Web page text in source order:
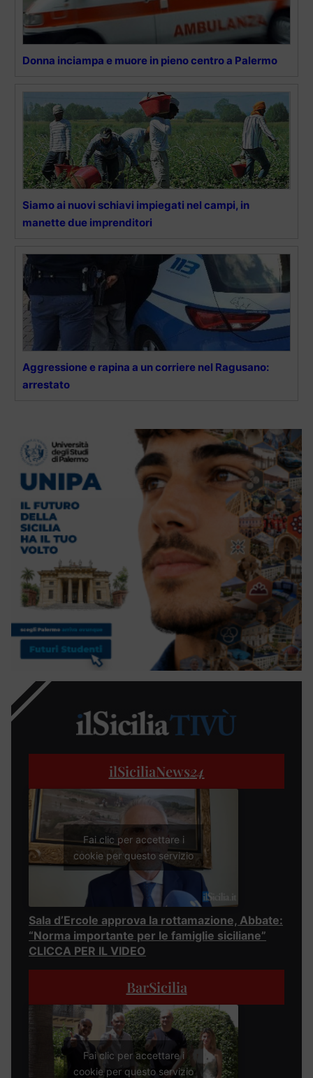
Donna inciampa e muore in pieno centro a Palermo
Siamo ai nuovi schiavi impiegati nel campi, in
manette due imprenditori
Aggressione e rapina a un corriere nel Ragusano:
arrestato
ilSiciliaNews24
Fai clic per accettare i
cookie per questo servizio
Sala d’Ercole approva la rottamazione, Abbate:
“Norma importante per le famiglie siciliane”
CLICCA PER IL VIDEO
BarSicilia
Fai clic per accettare i
cookie per questo servizio